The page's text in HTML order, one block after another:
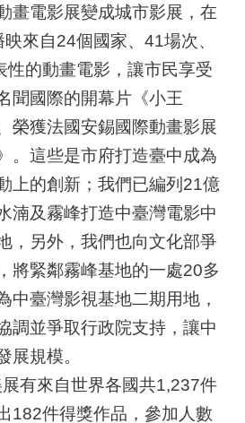
畫電影展變成城市影展，在
來自24個國家、41場次、
性的動畫電影，讓市民享受
聞國際的開幕片《小王
榮獲法國安錫國際動畫影展
。這些是市府打造臺中成為
上的創新；我們已編列21億
湳及霧峰打造中臺灣電影中
，另外，我們也向文化部爭
將緊鄰霧峰基地的一處20多
中臺灣影視基地二期用地，
調並爭取行政院支持，讓中
展規模。
有來自世界各國共1,237件
182件得獎作品，參加人數